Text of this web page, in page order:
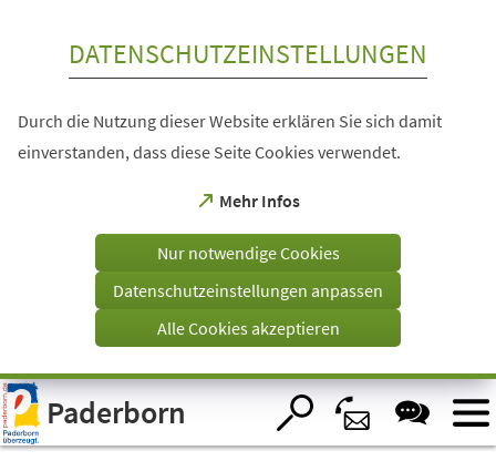
Visuelle
Assistenzsoftware
öffnen.
DATENSCHUTZEINSTELLUNGEN
Durch die Nutzung dieser Website erklären Sie sich damit
einverstanden, dass diese Seite Cookies verwendet.
Mehr Infos
(Öffnet
einem
Tab)
Nur notwendige Cookies
Datenschutzeinstellungen anpassen
Alle Cookies akzeptieren
Paderborn